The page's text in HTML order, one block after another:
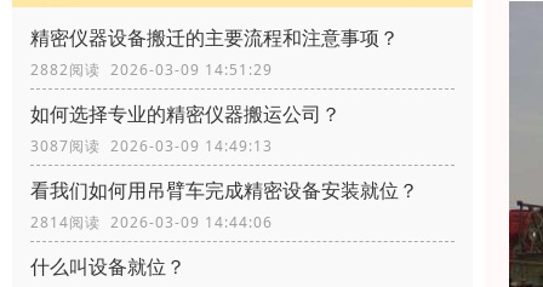
精密仪器设备搬迁的主要流程和注意事项？
2882阅读 2026-03-09 14:51:29
如何选择专业的精密仪器搬运公司？
3087阅读 2026-03-09 14:49:13
看我们如何用吊臂车完成精密设备安装就位？
2814阅读 2026-03-09 14:44:06
什么叫设备就位？